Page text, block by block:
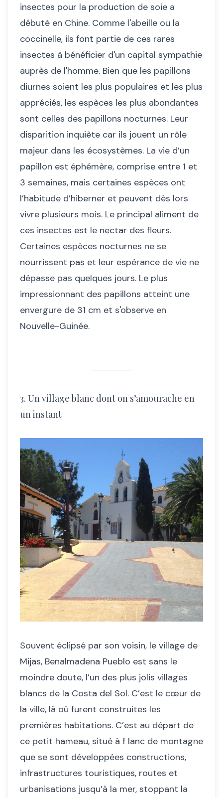
insectes pour la production de soie a
débuté en Chine. Comme l'abeille ou la
coccinelle, ils font partie de ces rares
insectes à bénéficier d'un capital sympathie
auprès de l'homme. Bien que les papillons
diurnes soient les plus populaires et les plus
appréciés, les espèces les plus abondantes
sont celles des papillons nocturnes. Leur
disparition inquiète car ils jouent un rôle
majeur dans les écosystèmes. La vie d’un
papillon est éphémère, comprise entre 1 et
3 semaines, mais certaines espèces ont
l’habitude d’hiberner et peuvent dès lors
vivre plusieurs mois. Le principal aliment de
ces insectes est le nectar des fleurs.
Certaines espèces nocturnes ne se
nourrissent pas et leur espérance de vie ne
dépasse pas quelques jours. Le plus
impressionnant des papillons atteint une
envergure de 31 cm et s'observe en
Nouvelle-Guinée.
3. Un village blanc dont on s’amourache en
un instant
Souvent éclipsé par son voisin, le village de
Mijas, Benalmadena Pueblo est sans le
moindre doute, l’un des plus jolis villages
blancs de la Costa del Sol. C’est le cœur de
la ville, là où furent construites les
premières habitations. C’est au départ de
ce petit hameau, situé à f lanc de montagne
que se sont développées constructions,
infrastructures touristiques, routes et
urbanisations jusqu’à la mer, stoppant la